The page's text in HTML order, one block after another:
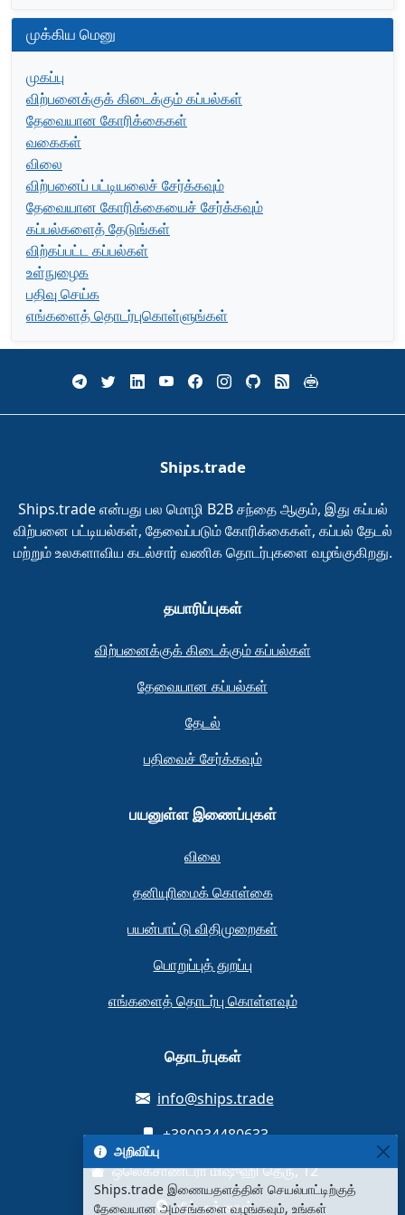
முக்கிய மெனு
முகப்பு
விற்பனைக்குக் கிடைக்கும் கப்பல்கள்
தேவையான கோரிக்கைகள்
வகைகள்
விலை
விற்பனைப் பட்டியலைச் சேர்க்கவும்
தேவையான கோரிக்கையைச் சேர்க்கவும்
கப்பல்களைத் தேடுங்கள்
விற்கப்பட்ட கப்பல்கள்
உள்நுழைக
பதிவு செய்க
எங்களைத் தொடர்புகொள்ளுங்கள்
Ships.trade
Ships.trade என்பது பல மொழி B2B சந்தை ஆகும், இது கப்பல்
விற்பனை பட்டியல்கள், தேவைப்படும் கோரிக்கைகள், கப்பல் தேடல்
மற்றும் உலகளாவிய கடல்சார் வணிக தொடர்புகளை வழங்குகிறது.
தயாரிப்புகள்
விற்பனைக்குக் கிடைக்கும் கப்பல்கள்
தேவையான கப்பல்கள்
தேடல்
பதிவைச் சேர்க்கவும்
பயனுள்ள இணைப்புகள்
விலை
தனியுரிமைக் கொள்கை
பயன்பாட்டு விதிமுறைகள்
பொறுப்புத் துறப்பு
எங்களைத் தொடர்பு கொள்ளவும்
தொடர்புகள்
info@ships.trade
+380934480633
ஒலெக்சாண்ட்ரா மிஷுஹி தெரு, 12
கீவ், உக்ரைன்
அறிவிப்பு
Ships.trade இணையதளத்தின் செயல்பாட்டிற்குத்
தேவையான அம்சங்களை வழங்கவும், உங்கள்